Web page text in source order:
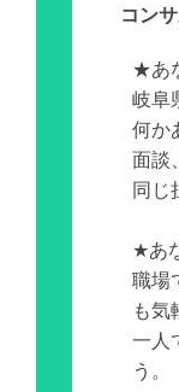
コン
★あ
岐阜
何か
面談
同じ
★あ
職場
も気
一人
う。